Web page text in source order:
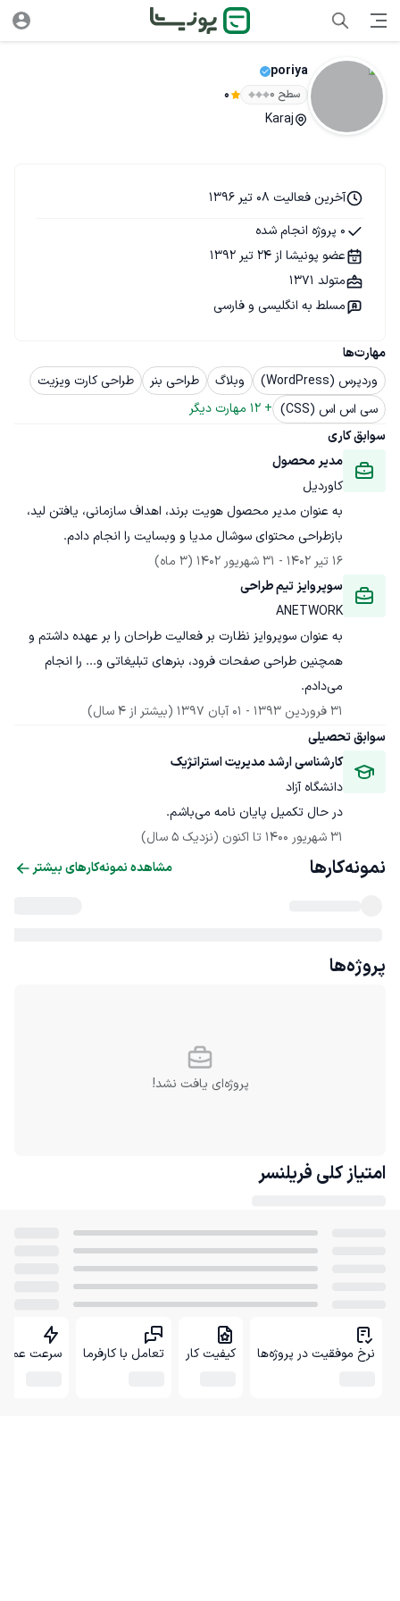
poriya
سطح ۰ 0
Karaj
مهارت‌ها
وردپرس (WordPress)
وبلاگ طراحی بنر
طراحی کارت ویزیت
سی اس اس (CSS)
+
12 مهارت دیگر
سوابق کاری
مدیر محصول
کاوردیل
به عنوان مدیر محصول هویت برند، اهداف سازمانی، یافتن لید،
بازطراحی محتوای سوشال مدیا و وبسایت را انجام دادم.
16 تیر 1402
- 31 شهریور 1402
(3 ماه)
سوپروایز تیم طراحی
ANETWORK
به عنوان سوپروایز نظارت بر فعالیت طراحان را بر عهده داشتم و
همچنین طراحی صفحات فرود، بنرهای تبلیغاتی و... را انجام
می‌دادم.
31 فروردین 1393
- 01 آبان 1397
(بیشتر از 4 سال)
سوابق تحصیلی
کارشناسی ارشد مدیریت استراتژیک
دانشگاه آزاد
در حال تکمیل پایان نامه می‌باشم.
31 شهریور 1400
تا اکنون (نزدیک 5 سال)
آخرین فعالیت 08 تیر 1396
0 پروژه انجام شده
عضو پونیشا از 24 تیر 1392
متولد 1371
مسلط به انگلیسی و فارسی
نمونه‌کارها مشاهده نمونه‌کارهای بیشتر
پروژه‌ها
پروژه‌ای یافت نشد!
امتیاز کلی فریلنسر
نرخ موفقیت در پروژه‌ها کیفیت کار تعامل با کارفرما سرعت عمل